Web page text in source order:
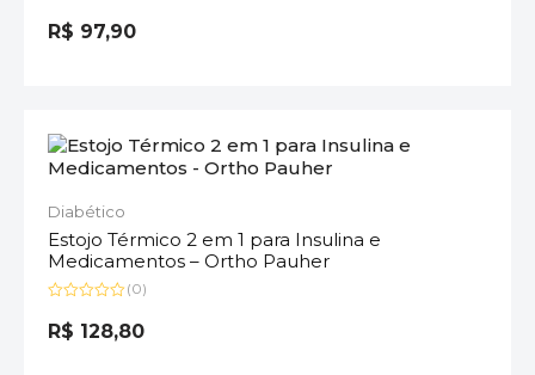
0
de
R$ 97,90
Diabético
Estojo Térmico 2 em 1 para Insulina e
Medicamentos – Ortho Pauher
0
de
(0)
R$ 128,80